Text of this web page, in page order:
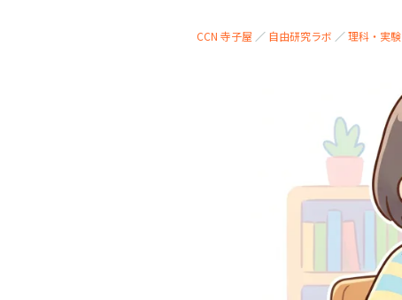
CCN 寺子屋 ／ 自由研究ラボ ／理科・実験